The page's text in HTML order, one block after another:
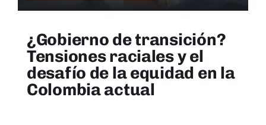
¿Gobierno de transición?
Tensiones raciales y el
desafío de la equidad en la
Colombia actual